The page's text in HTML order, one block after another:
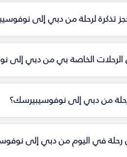
تذكرة لرحلة من دبي إلى
الخاصة بي من دبي إلى
من دبي إلى نوفوسيبيرسك؟
رحلة في اليوم من دبي إلى